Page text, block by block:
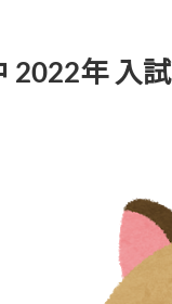
2022年 入